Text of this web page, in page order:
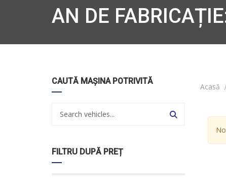
AN DE
CAUTĂ MAȘINA POTRIVITĂ
FILTRU DUPĂ PREȚ
Acasă